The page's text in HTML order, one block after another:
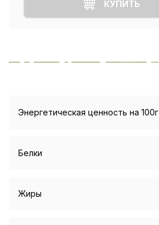
КУПИТЬ
Энергетическая ценность на 100г
Белки
Жиры